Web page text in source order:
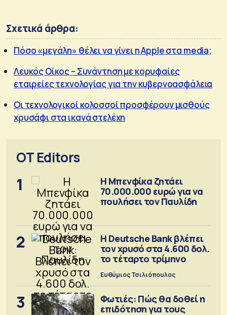
Σχετικά άρθρα:
Πόσο «μεγάλη» θέλει να γίνει η Apple στα media;
Λευκός Οίκος – Συνάντηση με κορυφαίες
εταιρείες τεχνολογίας για την κυβερνοασφάλεια
Οι τεχνολογικοί κολοσσοί προσφέρουν μισθούς
χρυσάφι στα ικανά στελέχη
OT Editors
1
Η Μπενφίκα ζητάει
70.000.000 ευρώ για να
πουλήσει τον Παυλίδη
2
Η Deutsche Bank βλέπει
τον χρυσό στα 4.600 δολ.
το τέταρτο τρίμηνο
Ευθύμιος Τσιλιόπουλος
3
Φωτιές: Πώς θα δοθεί η
επιδότηση για τους